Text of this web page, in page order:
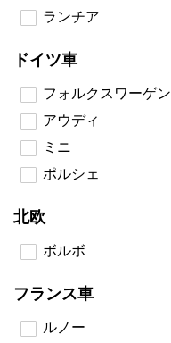
ランチア
ドイツ車
フォルクスワーゲン
アウディ
ミニ
ポルシェ
北欧
ボルボ
フランス車
ルノー